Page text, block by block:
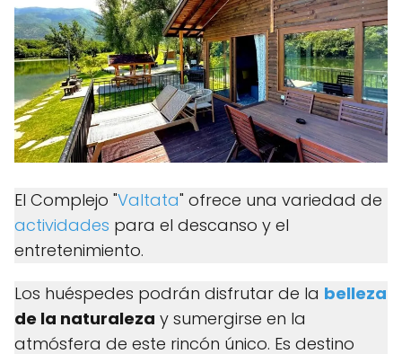
El Complejo "Valtata" ofrece una variedad de
actividades para el descanso y el
entretenimiento.
Los huéspedes podrán disfrutar de la belleza
de la naturaleza y sumergirse en la
atmósfera de este rincón único. Es destino